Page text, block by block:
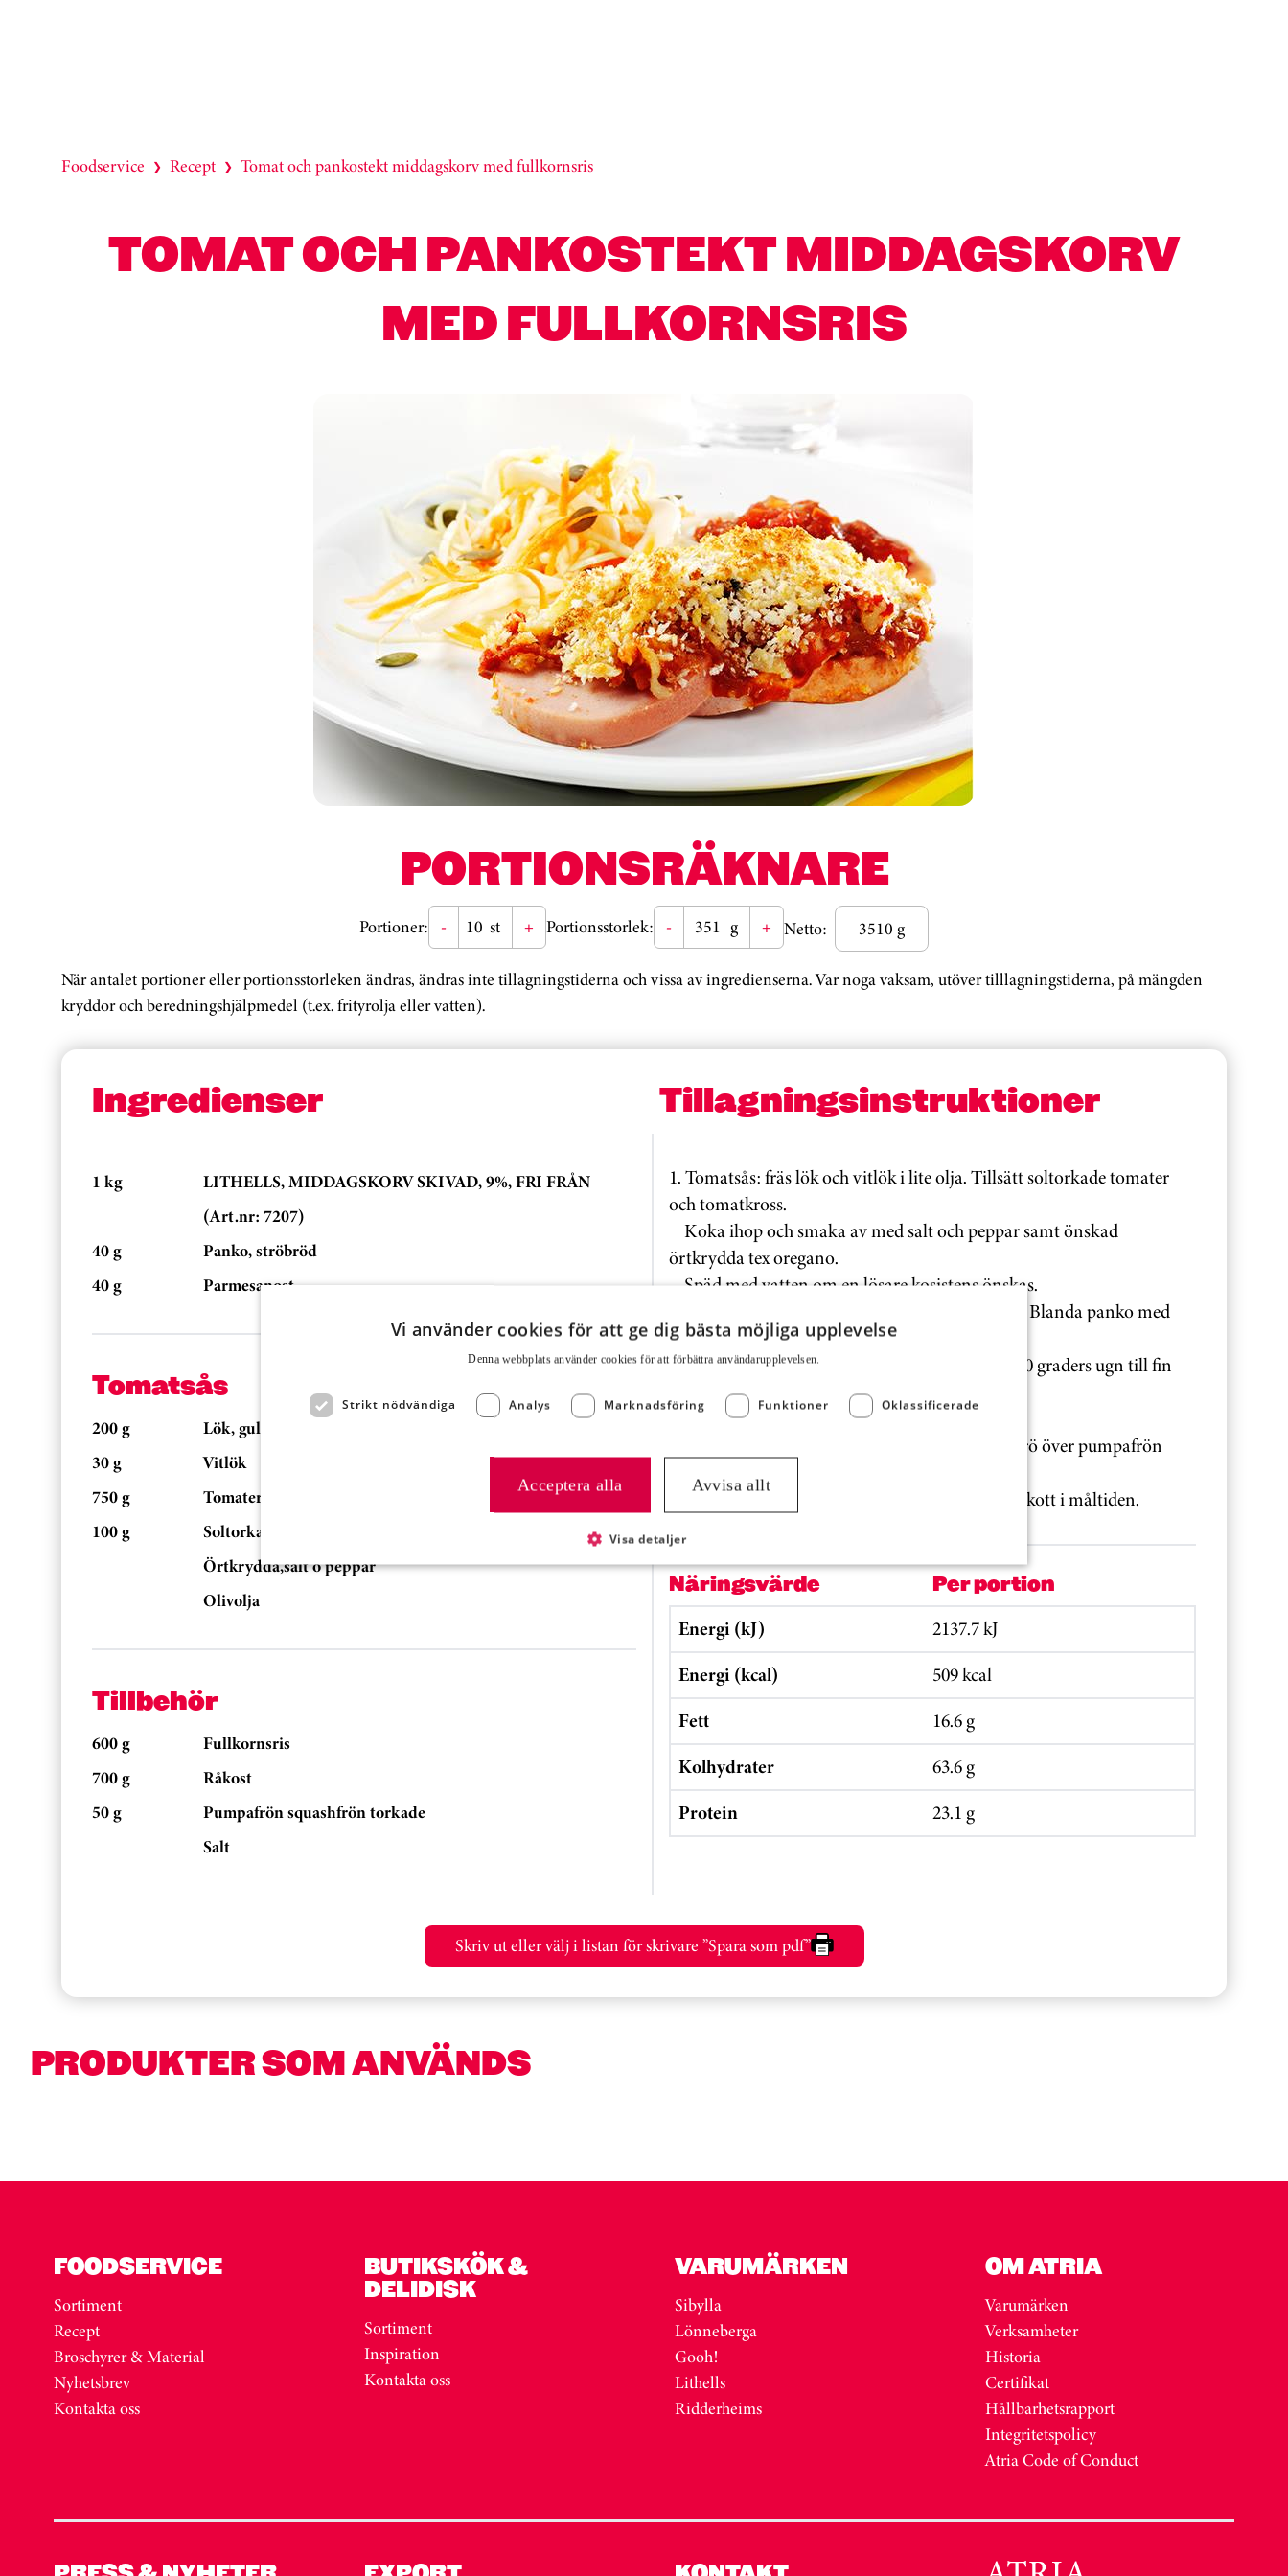
Foodservice ❯ Recept ❯ Tomat och pankostekt middagskorv med fullkornsris
TOMAT OCH PANKOSTEKT MIDDAGSKORV
MED FULLKORNSRIS
PORTIONSRÄKNARE
Portioner: - st + Portionsstorlek: - g + Netto: 3510 g
När antalet portioner eller portionsstorleken ändras, ändras inte tillagningstiderna och vissa av ingredienserna. Var noga vaksam, utöver tilllagningstiderna, på mängden
kryddor och beredningshjälpmedel (t.ex. frityrolja eller vatten).
Ingredienser Tillagningsinstruktioner
1 kg
LITHELLS, MIDDAGSKORV SKIVAD, 9%, FRI FRÅN
(Art.nr: 7207)
40 g
Panko, ströbröd
40 g
Parmesanost
Tomatsås
200 g
Lök, gul
30 g
Vitlök
750 g
Tomater, krossade
100 g
Soltorkade tomater, strimlade
Örtkrydda,salt o peppar
Olivolja
Tillbehör
600 g
Fullkornsris
700 g
Råkost
50 g
Pumpafrön squashfrön torkade
Salt
1. Tomatsås: fräs lök och vitlök i lite olja. Tillsätt soltorkade tomater
och tomatkross.
Koka ihop och smaka av med salt och peppar samt önskad
örtkrydda tex oregano.
Späd med vatten om en lösare kosistens önskas.
2. Fördela Korven i bleck, bred tomatsåsen över. Blanda panko med
riven parmesanost och
fördelaöver tomatsåsen. Gratinera korven i 200 graders ugn till fin
färg och önskad
innertemperatur.
3. Koka riset enligt anvisning och servera till. Strö över pumpafrön
över råkosten,
alternativt servera separat som ett bra järntillskott i måltiden.
Näringsvärde Per portion
Energi (kJ)
2137.7 kJ
Energi (kcal)
509 kcal
Fett
16.6 g
Kolhydrater
63.6 g
Protein
23.1 g
Skriv ut eller välj i listan för skrivare ”Spara som pdf”
PRODUKTER SOM ANVÄNDS
FOODSERVICE
Sortiment
Recept
Broschyrer & Material
Nyhetsbrev
Kontakta oss
BUTIKSKÖK &
DELIDISK
Sortiment
Inspiration
Kontakta oss
VARUMÄRKEN
Sibylla
Lönneberga
Gooh!
Lithells
Ridderheims
OM ATRIA
Varumärken
Verksamheter
Historia
Certifikat
Hållbarhetsrapport
Integritetspolicy
Atria Code of Conduct
Vi använder cookies för att ge dig bästa möjliga upplevelse
Denna webbplats använder cookies för att för­bättra användar­upplevelsen.
Strikt nödvändiga Analys Marknadsföring Funktioner Oklassificerade
Acceptera alla Avvisa allt
Visa detaljer